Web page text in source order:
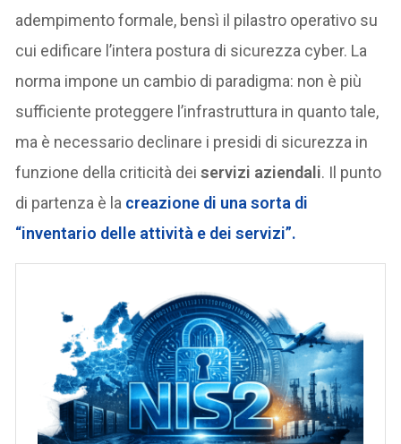
adempimento formale, bensì il pilastro operativo su
cui edificare l’intera postura di sicurezza cyber. La
norma impone un cambio di paradigma: non è più
sufficiente proteggere l’infrastruttura in quanto tale,
ma è necessario declinare i presidi di sicurezza in
funzione della criticità deiservizi aziendali. Il punto
di partenza è la creazione di una sorta di
“inventario delle attività e dei servizi”.